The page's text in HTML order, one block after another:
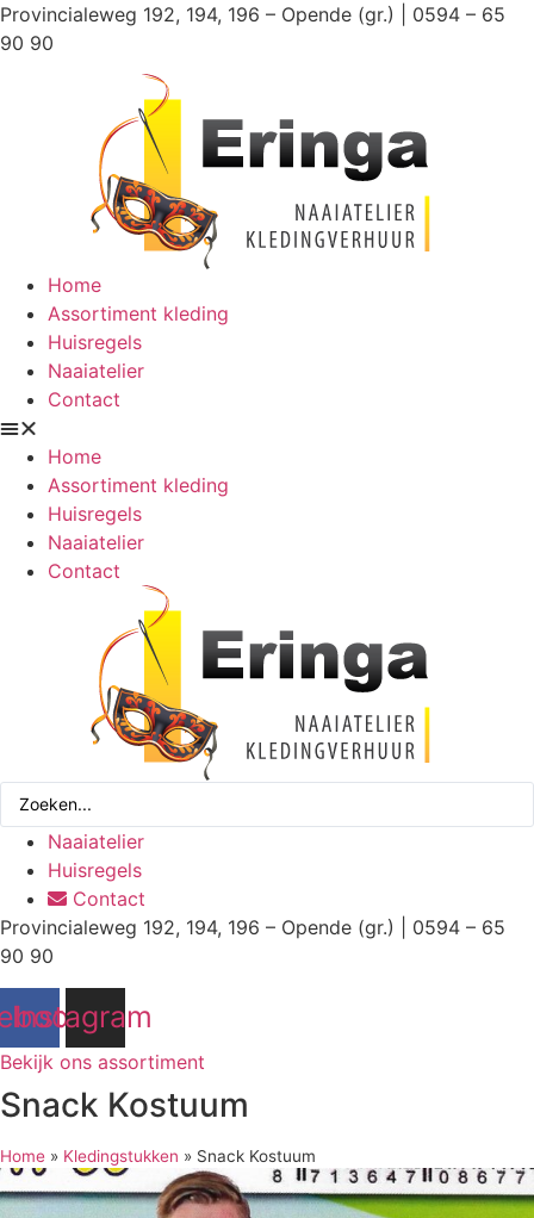
Ga
naar
Provincialeweg 192, 194, 196 – Opende (gr.) | 0594 – 65
90 90
Home
Assortiment kleding
Huisregels
Naaiatelier
Contact
Home
Assortiment kleding
Huisregels
Naaiatelier
Contact
Search
Naaiatelier
Huisregels
Contact
Provincialeweg 192, 194, 196 – Opende (gr.) | 0594 – 65
90 90
Instagram
Bekijk ons assortiment
Snack Kostuum
Home » Kledingstukken » Snack Kostuum